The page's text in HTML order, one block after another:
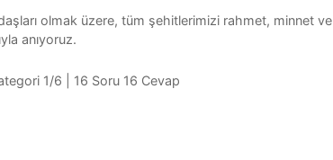
olmak üzere, tüm şehitlerimizi rahmet, minnet ve
anıyoruz.
1/6 | 16 Soru 16 Cevap